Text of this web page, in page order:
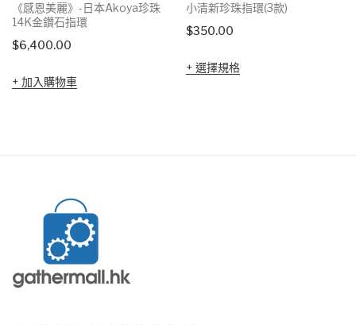
《感恩美麗》-日本Akoya珍珠
14K金鑽石指環
$6,400.00
加入購物車
小清新珍珠指環(3款)
$350.00
選擇規格